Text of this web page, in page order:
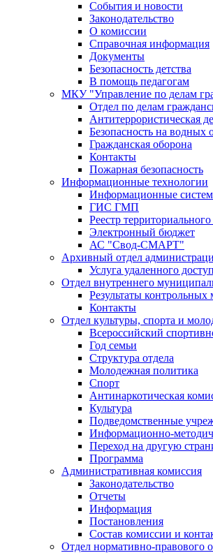
События и новости
Законодательство
О комиссии
Справочная информация
Документы
Безопасность детства
В помощь педагогам
МКУ "Управление по делам
Отдел по делам
Антитеррористическая
Безопасность на водных
Гражданская оборона
Контакты
Пожарная безопасность
Информационные технологии
Информационные
ГИС ГМП
Реестр
Электронный бюджет
АС "Свод-СМАРТ"
Архивный отдел
Услуга удаленного
Отдел внутреннего
Результаты контрольных
Контакты
Отдел культуры, спорта и
Всероссийский
Год семьи
Структура отдела
Молодежная политика
Спорт
Антинаркотическая
Культура
Подведомственные
Информационно-
Переход на другую
Программа
Административная комиссия
Законодательство
Отчеты
Информация
Постановления
Состав комиссии и
Отдел нормативно-правового